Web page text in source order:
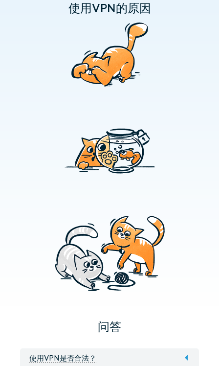
使用VPN的原因
问答
使用VPN是否合法？